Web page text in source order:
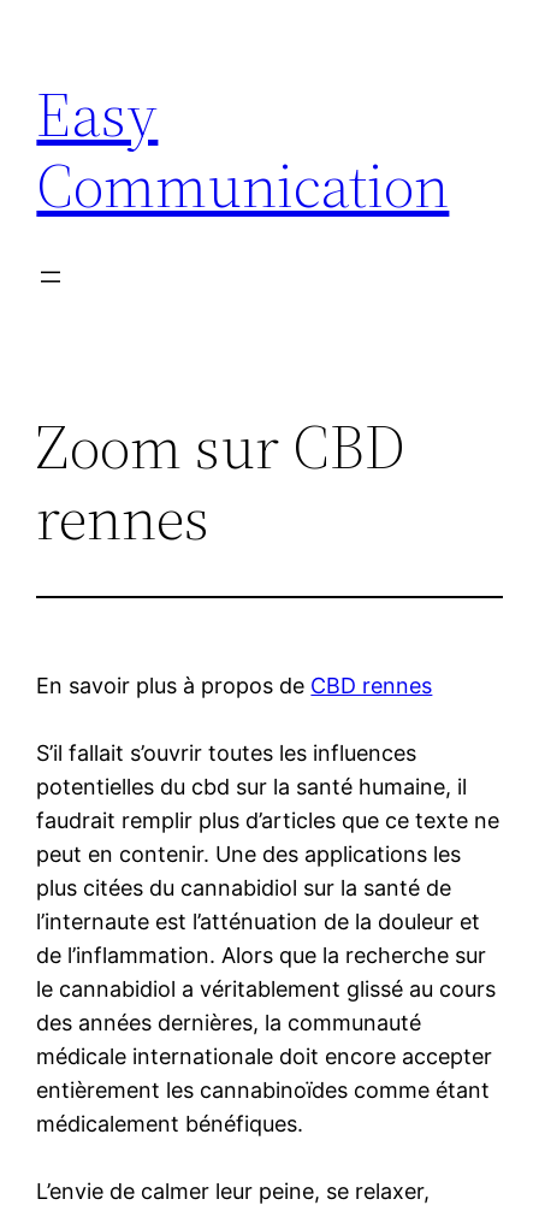
contenu
Easy
Communication
Zoom sur CBD
rennes
En savoir plus à propos de CBD rennes
S’il fallait s’ouvrir toutes les influences
potentielles du cbd sur la santé humaine, il
faudrait remplir plus d’articles que ce texte ne
peut en contenir. Une des applications les
plus citées du cannabidiol sur la santé de
l’internaute est l’atténuation de la douleur et
de l’inflammation. Alors que la recherche sur
le cannabidiol a véritablement glissé au cours
des années dernières, la communauté
médicale internationale doit encore accepter
entièrement les cannabinoïdes comme étant
médicalement bénéfiques.
L’envie de calmer leur peine, se relaxer,